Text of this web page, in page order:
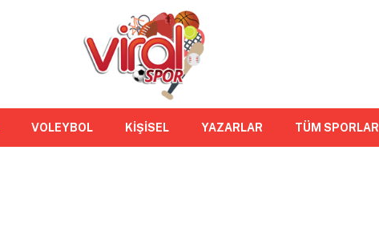
VOLEYBOL KİŞİSEL YAZARLAR TÜM SPORLAR